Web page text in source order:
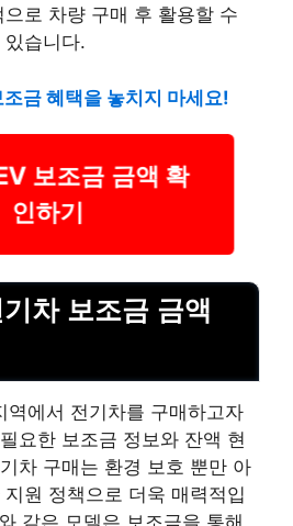
로 차량 구매 후 활용할 수
습니다.
금 혜택을 놓치지 마세요!
보조금 금액 확
인하기
차 보조금 금액
에서 전기차를 구매하고자
요한 보조금 정보와 잔액 현
차 구매는 환경 보호 뿐만 아
원 정책으로 더욱 매력적입
같은 모델은 보조금을 통해